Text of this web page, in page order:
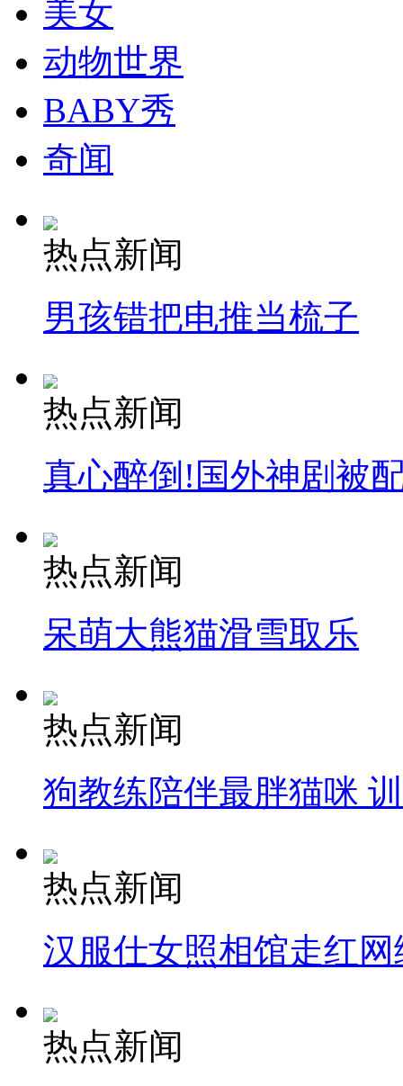
走！跟着总书记去植树
消防员救轻生者 花炮节热闹非凡
司机酒驾遇交警 急速倒车逃窜
美女
动物世界
BABY秀
奇闻
热点新闻
男孩错把电推当梳子
热点新闻
真心醉倒!国外神剧被
热点新闻
呆萌大熊猫滑雪取乐
热点新闻
狗教练陪伴最胖猫咪
热点新闻
汉服仕女照相馆走红网
热点新闻